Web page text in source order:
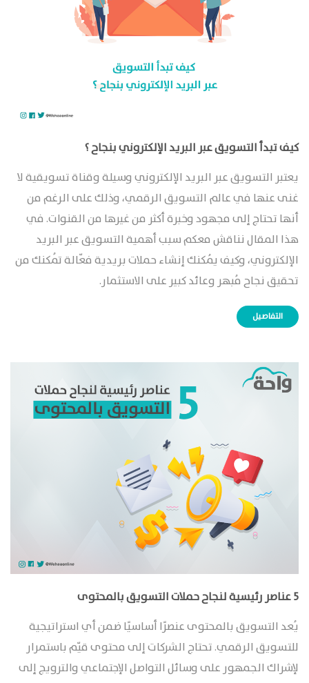
كيف تبدأ التسويق عبر البريد الإلكتروني بنجاح ؟
يعتبر التسويق عبر البريد الإلكتروني وسيلة وقناة تسويقية لا
غنى عنها في عالم التسويق الرقمي، وذلك على الرغم من
أنها تحتاج إلى مجهود وخبرة أكثر من غيرها من القنوات. في
هذا المقال نناقش معكم سبب أهمية التسويق عبر البريد
الإلكتروني، وكيف يُمكنك إنشاء حملات بريدية فعّالة تُمكنك من
تحقيق نجاح مُبهر وعائد كبير على الاستثمار.
التفاصيل
5 عناصر رئيسية لنجاح حملات التسويق بالمحتوى
يُعد التسويق بالمحتوى عنصرًا أساسيًا ضمن أي استراتيجية
للتسويق الرقمي. تحتاج الشركات إلى محتوى قيّم باستمرار
لإشراك الجمهور على وسائل التواصل الإجتماعي والترويج إلى